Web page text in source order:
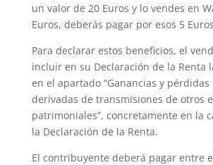
un valor de 20 Euros y lo vendes en
Euros, deberás pagar por esos 5
Para declarar estos beneficios, el
incluir en su Declaración de la Renta
en el apartado “Ganancias y
derivadas de transmisiones de otros
patrimoniales”, concretamente en la
la Declaración de la Renta.
El contribuyente deberá pagar entre